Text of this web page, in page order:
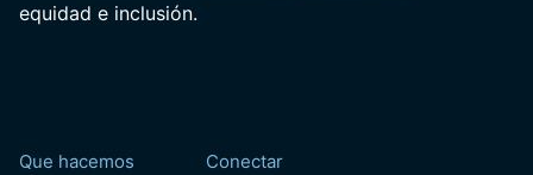
equidad e inclusión.
Que hacemos Conectar